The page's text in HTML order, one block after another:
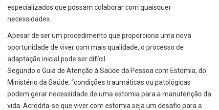
especializados que possam colaborar com quaisquer
necessidades.
Apesar de ser um procedimento que proporciona uma nova
oportunidade de viver com mais qualidade, o processo de
adaptação inicial pode ser difícil.
Segundo o Guia de Atenção à Saúde da Pessoa com Estomia, do
Ministério da Saúde, “condições traumáticas ou patológicas
podem gerar necessidade de uma estomia para a manutenção da
vida. Acredita-se que viver com estomia seja um desafio para a